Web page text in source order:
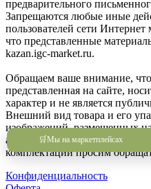
🛒Мы на маркетплейсах
предварительного
Запрещаются любые иные
пользователей сети
что представленные
kazan.igc-market.ru.
Обращаем ваше внимание,
представленная на сайте,
характер и не является
Внешний вид товара и его
изображений, размещенных
актуальной информации о
комплектации просим
Конфиденциальность